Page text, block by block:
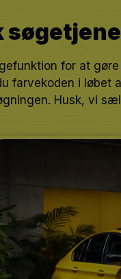
for at
farvekoden i løbet
Husk, vi